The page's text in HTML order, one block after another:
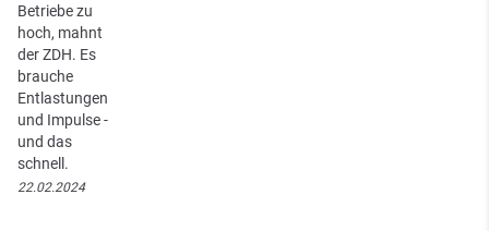
Betriebe zu
hoch, mahnt
der ZDH. Es
brauche
Entlastungen
und Impulse -
und das
schnell.
22.02.2024